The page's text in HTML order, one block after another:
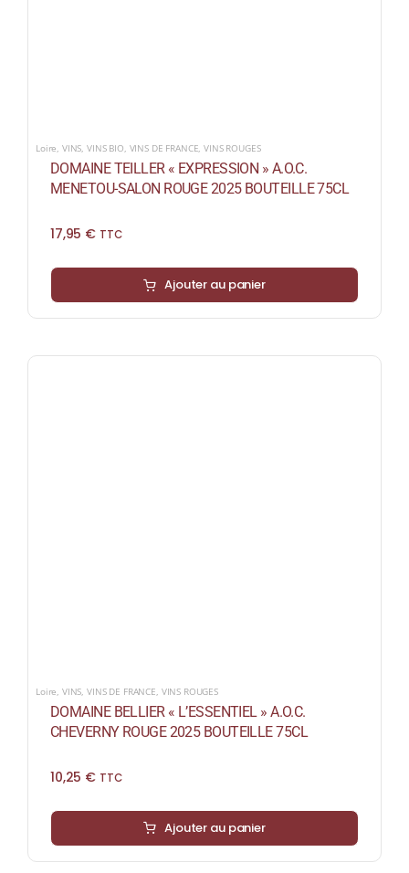
Loire, VINS,VINS BIO, VINS DE FRANCE,VINS ROUGES
DOMAINE TEILLER « EXPRESSION » A.O.C.
MENETOU-SALON ROUGE 2025 BOUTEILLE 75CL
17,95 € TTC
Ajouter au panier
Loire, VINS,VINS DE FRANCE, VINS ROUGES
DOMAINE BELLIER « L’ESSENTIEL » A.O.C.
CHEVERNY ROUGE 2025 BOUTEILLE 75CL
10,25 € TTC
Ajouter au panier